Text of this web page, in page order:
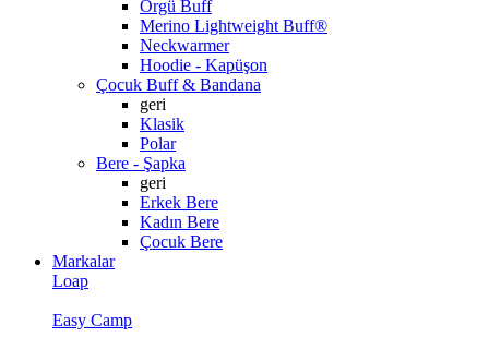
Örgü Buff
Merino Lightweight Buff®
Neckwarmer
Hoodie - Kapüşon
Çocuk Buff & Bandana
geri
Klasik
Polar
Bere - Şapka
geri
Erkek Bere
Kadın Bere
Çocuk Bere
Markalar
Loap
Easy Camp